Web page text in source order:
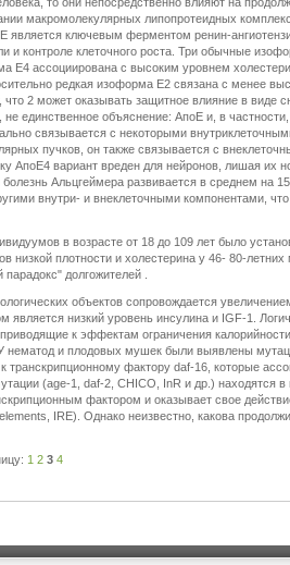
макромолекулярных липопротеидных
ключевым ферментом ренин-
и контроле клеточного роста. Три обычные
Е4 ассоциирована с высоким уровнем
редкая изоформа Е2 связана с менее
2 может оказывать защитное влияние в виде
единственное объяснение: АпоЕ и, в частности,
связывается с некоторыми
пучков, он также связывается с
АпоЕ4 вариант вреден для нейронов, лишая их
Альцгеймера развивается в среднем на
внутри- и внеклеточными компонентами,
в возрасте от 18 до 109 лет было
низкой плотности и холестерина у 46- 80-
долгожителей .
объектов сопровождается
низкий уровень инсулина и IGF-1.
к эффектам ограничения
нематод и плодовых мушек были выявлены
транскрипционному фактору daf-16, которые
(age-1, daf-2, СHIСО, InR и др.) находятся в
фактором и оказывает свое
IRE). Однако неизвестно, какова
1 2 3 4